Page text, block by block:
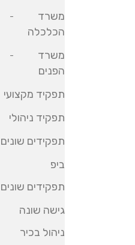
משרד
הכלכלה
משרד
הפנים
תפקיד מקצועי
תפקיד ניהולי
תפקידים שונים
ביפ
תפקידים שונים
גישה שונה
ניהול בכיר